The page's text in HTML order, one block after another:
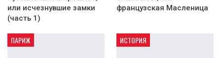
или исчезнувшие замки
(часть 1)
французская Масленица
ПАРИЖ ИСТОРИЯ